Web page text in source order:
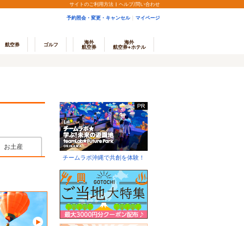
サイトのご利用方法 ヘルプ/問い合わせ
予約照会・変更・キャンセル マイページ
航空券 ゴルフ
海外
航空券
海外
航空券+ホテル
お土産
チームラボ沖縄で共創を体験！